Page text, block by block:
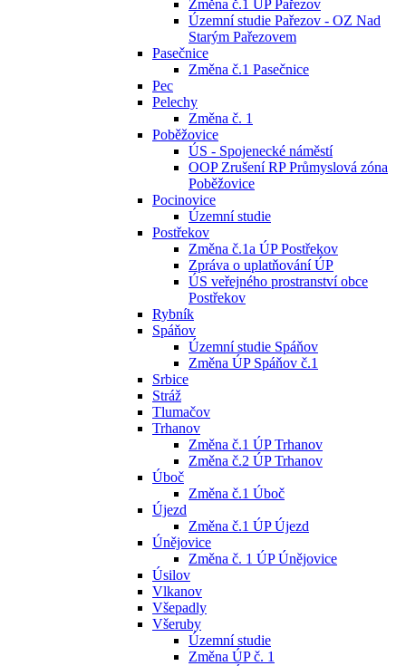
Změna č.1 ÚP Pařezov
Územní studie Pařezov - OZ Nad
Starým Pařezovem
Pasečnice
Změna č.1 Pasečnice
Pec
Pelechy
Změna č. 1
Poběžovice
ÚS - Spojenecké náměstí
OOP Zrušení RP Průmyslová zóna
Poběžovice
Pocinovice
Územní studie
Postřekov
Změna č.1a ÚP Postřekov
Zpráva o uplatňování ÚP
ÚS veřejného prostranství obce
Postřekov
Rybník
Spáňov
Územní studie Spáňov
Změna ÚP Spáňov č.1
Srbice
Stráž
Tlumačov
Trhanov
Změna č.1 ÚP Trhanov
Změna č.2 ÚP Trhanov
Úboč
Změna č.1 Úboč
Újezd
Změna č.1 ÚP Újezd
Únějovice
Změna č. 1 ÚP Únějovice
Úsilov
Vlkanov
Všepadly
Všeruby
Územní studie
Změna ÚP č. 1